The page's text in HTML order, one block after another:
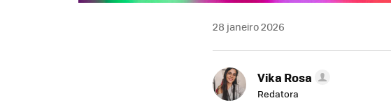
28 janeiro 2026
Vika Rosa
Redatora